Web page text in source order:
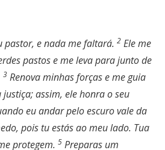
pastor, e nada me faltará. 2 Ele me
pastos e me leva para junto de
3 Renova minhas forças e me guia
assim, ele honra o seu
eu andar pelo escuro vale da
pois tu estás ao meu lado. Tua
protegem. 5 Preparas um